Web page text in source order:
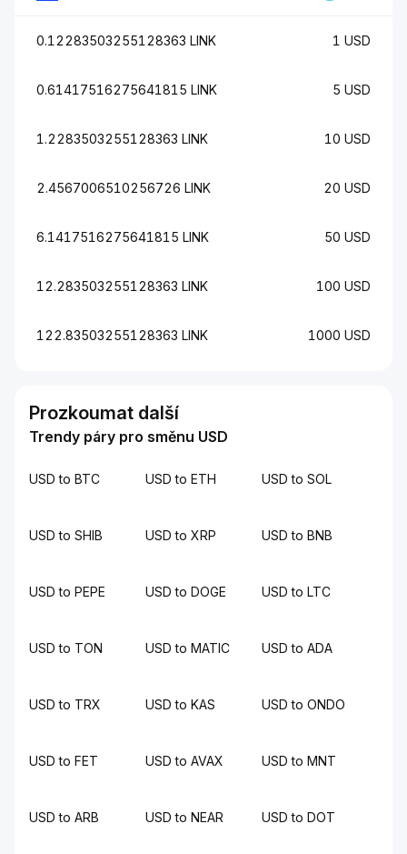
0.12283503255128363 LINK 1 USD
0.61417516275641815 LINK 5 USD
1.2283503255128363 LINK 10 USD
2.4567006510256726 LINK 20 USD
6.1417516275641815 LINK 50 USD
12.283503255128363 LINK 100 USD
122.83503255128363 LINK 1000 USD
Prozkoumat další
Trendy páry pro směnu USD
USD to BTC USD to ETH USD to SOL
USD to SHIB USD to XRP USD to BNB
USD to PEPE USD to DOGE USD to LTC
USD to TON USD to MATIC USD to ADA
USD to TRX USD to KAS USD to ONDO
USD to FET USD to AVAX USD to MNT
USD to ARB USD to NEAR USD to DOT